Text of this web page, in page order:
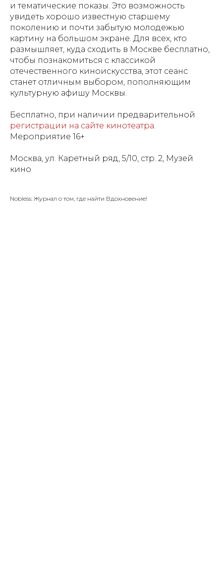
и тематические показы. Это возможность
увидеть хорошо известную старшему
поколению и почти забытую молодежью
картину на большом экране. Для всех, кто
размышляет, куда сходить в Москве бесплатно,
чтобы познакомиться с классикой
отечественного киноискусства, этот сеанс
станет отличным выбором, пополняющим
культурную афишу Москвы.
Бесплатно, при наличии предварительной
регистрации на сайте кинотеатра.
Мероприятие 16+
Москва, ул. Каретный ряд, 5/10, стр. 2, Музей
кино
Nobless: Журнал о том, где найти Вдохновение!